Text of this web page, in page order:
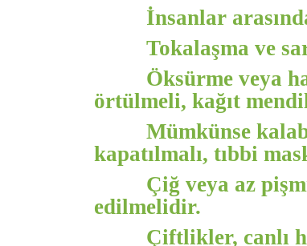
İnsanlar
Tokalaşma ve
Öksürme veya
örtülmeli, kağıt
Mümkünse
kapatılmalı, tıbbi
Çiğ veya az
edilmelidir.
Çiftlikler, canlı